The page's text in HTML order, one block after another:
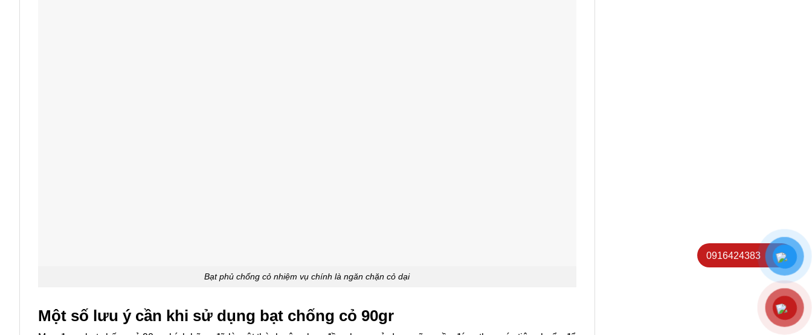
Bạt phủ chống cỏ nhiệm vụ chính là ngăn chặn cỏ dại
Một số lưu ý cần khi sử dụng bạt chống cỏ 90gr
0916424383